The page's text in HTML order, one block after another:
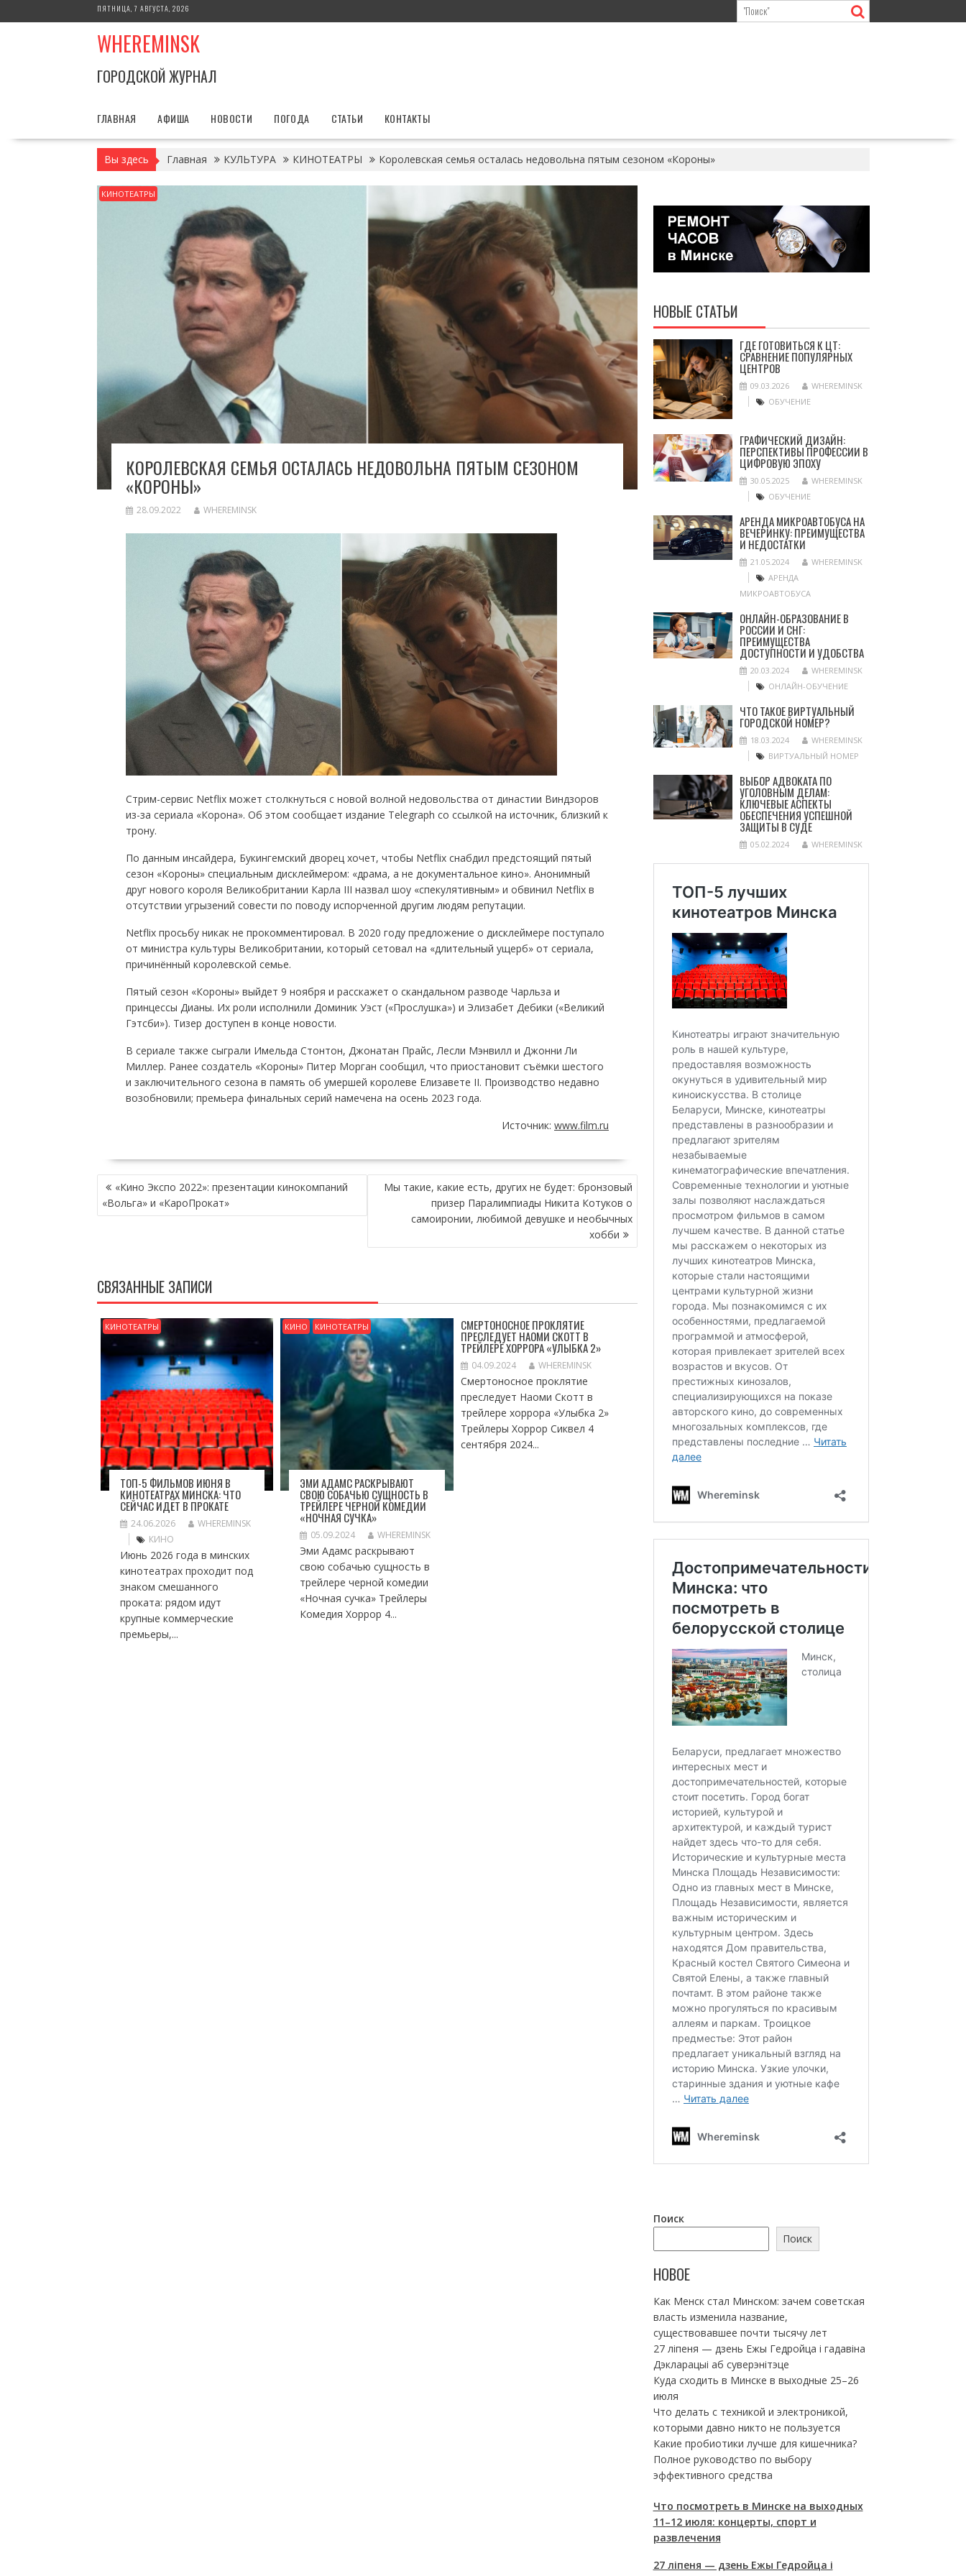
к
ПЯТНИЦА, 7 АВГУСТА, 2026
WHEREMINSK
ГОРОДСКОЙ ЖУРНАЛ
ГЛАВНАЯ АФИША НОВОСТИ ПОГОДА СТАТЬИ КОНТАКТЫ
Вы здесь Главная КУЛЬТУРА КИНОТЕАТРЫ Королевская семья осталась недовольна пятым сезоном «Короны»
КИНОТЕАТРЫ
КОРОЛЕВСКАЯ СЕМЬЯ ОСТАЛАСЬ НЕДОВОЛЬНА ПЯТЫМ СЕЗОНОМ
«КОРОНЫ»
28.09.2022 WHEREMINSK
Стрим-сервис Netflix может столкнуться с новой волной недовольства от династии Виндзоров
из-за сериала «Корона». Об этом сообщает издание Telegraph со ссылкой на источник, близкий к
трону.
По данным инсайдера, Букингемский дворец хочет, чтобы Netflix снабдил предстоящий пятый
сезон «Короны» специальным дисклеймером: «драма, а не документальное кино». Анонимный
друг нового короля Великобритании Карла III назвал шоу «спекулятивным» и обвинил Netflix в
отсутствии угрызений совести по поводу испорченной другим людям репутации.
Netflix просьбу никак не прокомментировал. В 2020 году предложение о дисклеймере поступало
от министра культуры Великобритании, который сетовал на «длительный ущерб» от сериала,
причинённый королевской семье.
Пятый сезон «Короны» выйдет 9 ноября и расскажет о скандальном разводе Чарльза и
принцессы Дианы. Их роли исполнили Доминик Уэст («Прослушка») и Элизабет Дебики («Великий
Гэтсби»). Тизер доступен в конце новости.
В сериале также сыграли Имельда Стонтон, Джонатан Прайс, Лесли Мэнвилл и Джонни Ли
Миллер. Ранее создатель «Короны» Питер Морган сообщил, что приостановит съёмки шестого
и заключительного сезона в память об умершей королеве Елизавете II. Производство недавно
возобновили; премьера финальных серий намечена на осень 2023 года.
Источник: www.film.ru
НАВИГАЦИЯ
ПО
ЗАПИСЯМ
«Кино Экспо 2022»: презентации кинокомпаний
«Вольга» и «КароПрокат»
Мы такие, какие есть, других не будет: бронзовый
призер Паралимпиады Никита Котуков о
самоиронии, любимой девушке и необычных
хобби
СВЯЗАННЫЕ ЗАПИСИ
КИНОТЕАТРЫ
ТОП-5 ФИЛЬМОВ ИЮНЯ В
КИНОТЕАТРАХ МИНСКА: ЧТО
СЕЙЧАС ИДЁТ В ПРОКАТЕ
24.06.2026
WHEREMINSK
КИНО
Июнь 2026 года в минских
кинотеатрах проходит под
знаком смешанного
проката: рядом идут
крупные коммерческие
премьеры,...
КИНО КИНОТЕАТРЫ
ЭМИ АДАМС РАСКРЫВАЮТ
СВОЮ СОБАЧЬЮ СУЩНОСТЬ В
ТРЕЙЛЕРЕ ЧЕРНОЙ КОМЕДИИ
«НОЧНАЯ СУЧКА»
05.09.2024 WHEREMINSK
Эми Адамс раскрывают
свою собачью сущность в
трейлере черной комедии
«Ночная сучка» Трейлеры
Комедия Хоррор 4...
СМЕРТОНОСНОЕ ПРОКЛЯТИЕ
ПРЕСЛЕДУЕТ НАОМИ СКОТТ В
ТРЕЙЛЕРЕ ХОРРОРА «УЛЫБКА 2»
04.09.2024 WHEREMINSK
Смертоносное проклятие
преследует Наоми Скотт в
трейлере хоррора «Улыбка 2»
Трейлеры Хоррор Сиквел 4
сентября 2024...
НОВЫЕ СТАТЬИ
ГДЕ ГОТОВИТЬСЯ К ЦТ:
СРАВНЕНИЕ ПОПУЛЯРНЫХ
ЦЕНТРОВ
09.03.2026
WHEREMINSK
ОБУЧЕНИЕ
ГРАФИЧЕСКИЙ ДИЗАЙН:
ПЕРСПЕКТИВЫ ПРОФЕССИИ В
ЦИФРОВУЮ ЭПОХУ
30.05.2025
WHEREMINSK
ОБУЧЕНИЕ
АРЕНДА МИКРОАВТОБУСА НА
ВЕЧЕРИНКУ: ПРЕИМУЩЕСТВА
И НЕДОСТАТКИ
21.05.2024
WHEREMINSK
АРЕНДА
МИКРОАВТОБУСА
ОНЛАЙН-ОБРАЗОВАНИЕ В
РОССИИ И СНГ:
ПРЕИМУЩЕСТВА
ДОСТУПНОСТИ И УДОБСТВА
20.03.2024
WHEREMINSK
ОНЛАЙН-ОБУЧЕНИЕ
ЧТО ТАКОЕ ВИРТУАЛЬНЫЙ
ГОРОДСКОЙ НОМЕР?
18.03.2024
WHEREMINSK
ВИРТУАЛЬНЫЙ НОМЕР
ВЫБОР АДВОКАТА ПО
УГОЛОВНЫМ ДЕЛАМ:
КЛЮЧЕВЫЕ АСПЕКТЫ
ОБЕСПЕЧЕНИЯ УСПЕШНОЙ
ЗАЩИТЫ В СУДЕ
05.02.2024 WHEREMINSK
Поиск
Поиск
НОВОЕ
Как Менск стал Минском: зачем советская
власть изменила название,
существовавшее почти тысячу лет
27 ліпеня — дзень Ежы Гедройца і гадавіна
Дэкларацыі аб суверэнітэце
Куда сходить в Минске в выходные 25–26
июля
Что делать с техникой и электроникой,
которыми давно никто не пользуется
Какие пробиотики лучше для кишечника?
Полное руководство по выбору
эффективного средства
Что посмотреть в Минске на выходных
11–12 июля: концерты, спорт и
развлечения
27 ліпеня — дзень Ежы Гедройца і